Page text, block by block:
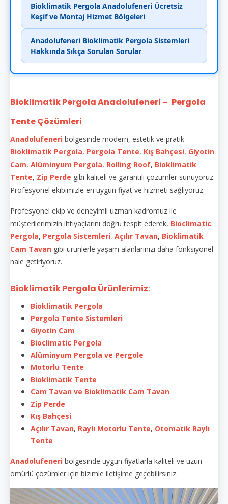
Bioklimatik Pergola Anadolufeneri Ücretsiz
Keşif ve Montaj Hizmet Bölgeleri
Anadolufeneri Bioklimatik Pergola Sistemleri
Hakkında Sıkça Sorulan Sorular
Bioklimatik Pergola Anadolufeneri – Pergola
Tente Çözümleri
Anadolufeneri bölgesinde modern, estetik ve pratik
Bioklimatik Pergola, Pergola Tente, Kış Bahçesi, Giyotin
Cam, Alüminyum Pergola, Rolling Roof, Bioklimatik
Tente, Zip Perde gibi kaliteli ve garantili çözümler sunuyoruz.
Profesyonel ekibimizle en uygun fiyat ve hizmeti sağlıyoruz.
Profesyonel ekip ve deneyimli uzman kadromuz ile
müşterilerimizin ihtiyaçlarını doğru tespit ederek, Bioclimatic
Pergola, Pergola Sistemleri, Açılır Tavan, Bioklimatik
Cam Tavan gibi ürünlerle yaşam alanlarınızı daha fonksiyonel
hale getiriyoruz.
Bioklimatik Pergola Ürünlerimiz:
Bioklimatik Pergola
Pergola Tente Sistemleri
Giyotin Cam
Bioclimatic Pergola
Alüminyum Pergola ve Pergole
Motorlu Tente
Bioklimatik Tente
Cam Tavan ve Bioklimatik Cam Tavan
Zip Perde
Kış Bahçesi
Açılır Tavan, Raylı Motorlu Tente, Otomatik Raylı
Tente
Anadolufeneri bölgesinde uygun fiyatlarla kaliteli ve uzun
ömürlü çözümler için bizimle iletişime geçebilirsiniz.